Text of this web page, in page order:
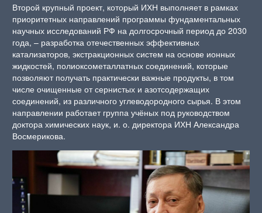
Второй крупный проект, который ИХН выполняет в рамках
приоритетных направлений программы фундаментальных
научных исследований РФ на долгосрочный период до 2030
года, – разработка отечественных эффективных
катализаторов, экстракционных систем на основе ионных
жидкостей, полиоксометаллатных соединений, которые
позволяют получать практически важные продукты, в том
числе очищенные от сернистых и азотсодержащих
соединений, из различного углеводородного сырья. В этом
направлении работает группа учёных под руководством
доктора химических наук, и. о. директора ИХН Александра
Восмерикова.